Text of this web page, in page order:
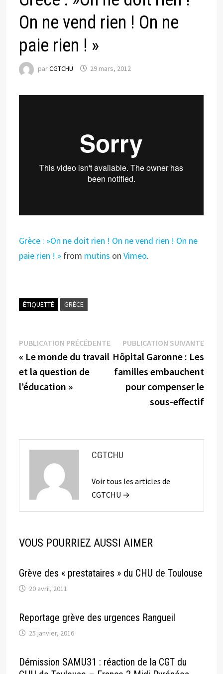
On ne vend rien ! On ne
paie rien ! »
parCGTCHU 29 mars, 2012
Grèce : »On ne doit rien ! On ne vend rien ! On ne
paie rien ! » from mutins onVimeo.
ÉTIQUETTÉ GRÈCE
Navigation
de
l’article
PUBLICATION PRÉCÉDENTEPublication
précédente :
« Le monde du travail
et la question de
l’éducation »
PUBLICATION SUIVANTE
Hôpital Garonne : Les
familles embauchent
pour compenser le
sous-effectif
CGTCHU
Voir tous les articles de
CGTCHU →
VOUS POURRIEZ AUSSI AIMER
Grève des « prestataires » du CHU de Toulouse
20 avril, 2011
Reportage grève des urgences Rangueil
25 janvier, 2016
Démission SAMU31 : réaction de la CGT du